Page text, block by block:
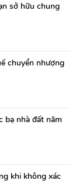
sở hữu chung
chuyển nhượng
bạ nhà đất năm
khi không xác